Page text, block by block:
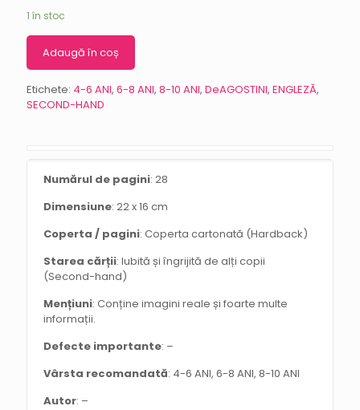
1 în stoc
Adaugă în coș
Etichete: 4-6 ANI, 6-8 ANI, 8-10 ANI, DeAGOSTINI, ENGLEZĂ,
SECOND-HAND
Numărul de pagini: 28
Dimensiune: 22 x 16 cm
Coperta / pagini: Coperta cartonată (Hardback)
Starea cărții: Iubită și îngrijită de alți copii
(Second-hand)
Mențiuni: Conține imagini reale și foarte multe
informații.
Defecte importante: –
Vârsta recomandată: 4-6 ANI, 6-8 ANI, 8-10 ANI
Autor: –